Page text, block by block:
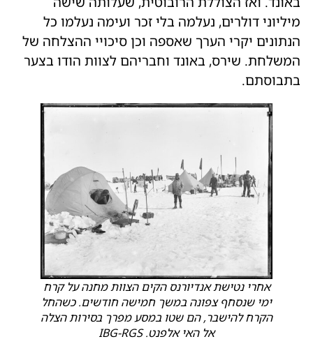
מיליוני דולרים, נעלמה בלי זכר ועימה נעלמו כל
הנתונים יקרי הערך שאספה וכן סיכויי ההצלחה של
המשלחת. שירס, באונד וחבריהם לצוות הודו בצער
בתבוסתם.
אחרי נטישת אנדיורנס הקים הצוות מחנה על קרח
ימי שנסחף צפונה במשך חמישה חודשים. כשהחל
הקרח להישבר, הם שטו במסע מפרך בסירות הצלה
אל האי אלפנט. IBG-RGS